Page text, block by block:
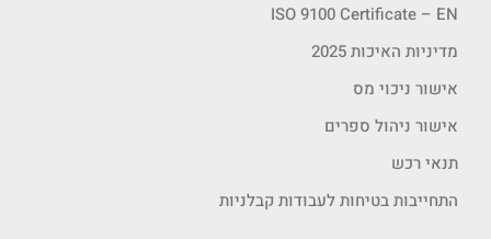
ISO 9100 Certificate – EN
מדיניות האיכות 2025
אישור ניכוי מס
אישור ניהול ספרים
תנאי רכש
התחייבות בטיחות לעבודות קבלניות